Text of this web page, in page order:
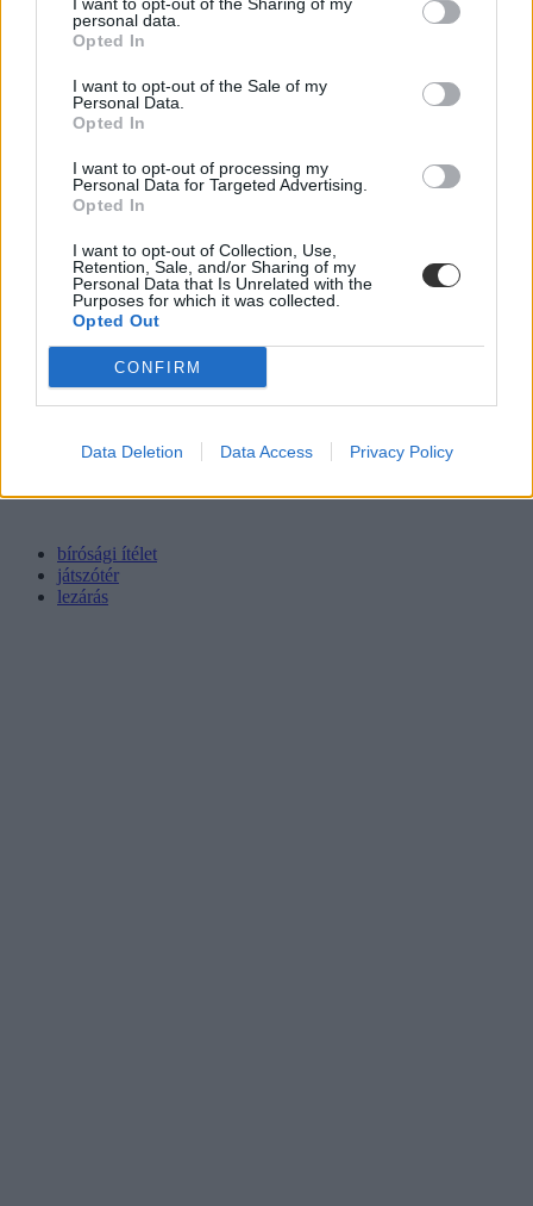
personal data.
Opted In
I want to opt-out of the Sale of my
Personal Data.
Opted In
I want to opt-out of processing my
Personal Data for Targeted Advertising.
Opted In
I want to opt-out of Collection, Use,
Retention, Sale, and/or Sharing of my
Personal Data that Is Unrelated with the
Purposes for which it was collected.
Opted Out
CONFIRM
Data Deletion Data Access Privacy Policy
bírósági ítélet
játszótér
lezárás